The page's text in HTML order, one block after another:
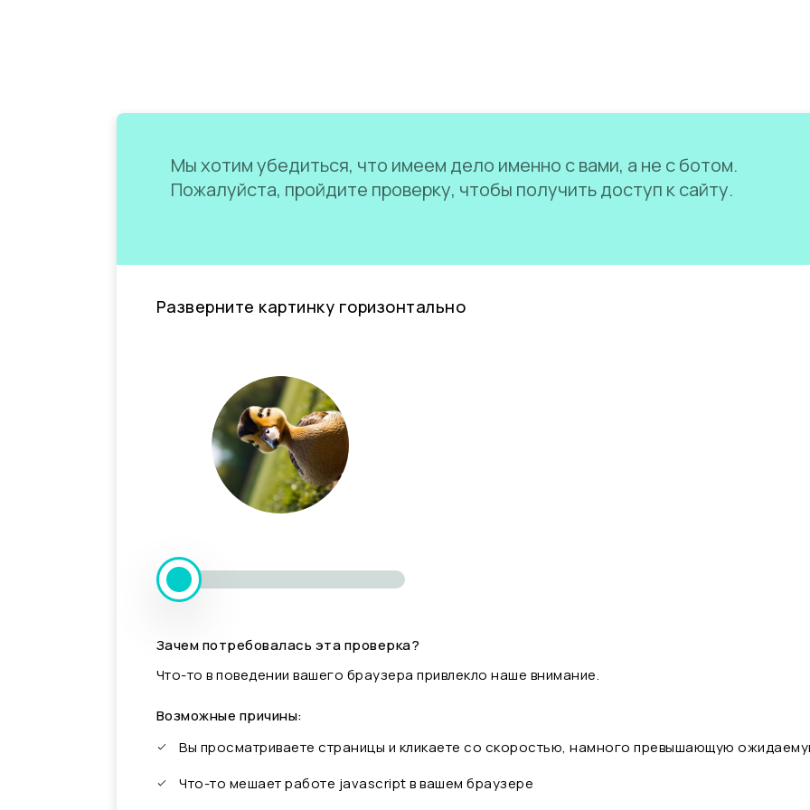
Мы хотим убедиться, что имеем дело именно с вами, а не с ботом.
Пожалуйста, пройдите проверку, чтобы получить доступ к сайту.
Разверните картинку горизонтально
Зачем потребовалась эта проверка?
Что-то в поведении вашего браузера привлекло наше внимание.
Возможные причины:
Вы просматриваете страницы и кликаете со скоростью, намного превышающую
Что-то мешает работе javascript в вашем браузере